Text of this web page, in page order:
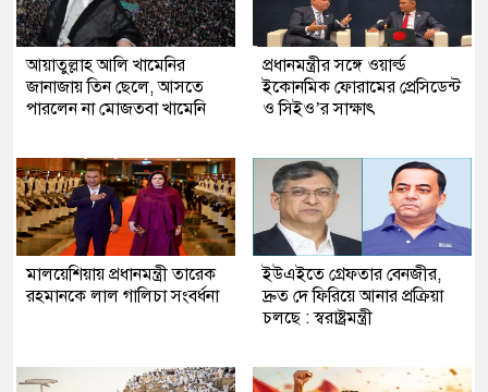
আয়াতুল্লাহ আলি খামেনির
জানাজায় তিন ছেলে, আসতে
পারলেন না মোজতবা খামেনি
প্রধানমন্ত্রীর সঙ্গে ওয়ার্ল্ড
ইকোনমিক ফোরামের প্রেসিডেন্ট
ও সিইও’র সাক্ষাৎ
মালয়েশিয়ায় প্রধানমন্ত্রী তারেক
রহমানকে লাল গালিচা সংবর্ধনা
ইউএইতে গ্রেফতার বেনজীর,
দ্রুত দে ফিরিয়ে আনার প্রক্রিয়া
চলছে : স্বরাষ্ট্রমন্ত্রী